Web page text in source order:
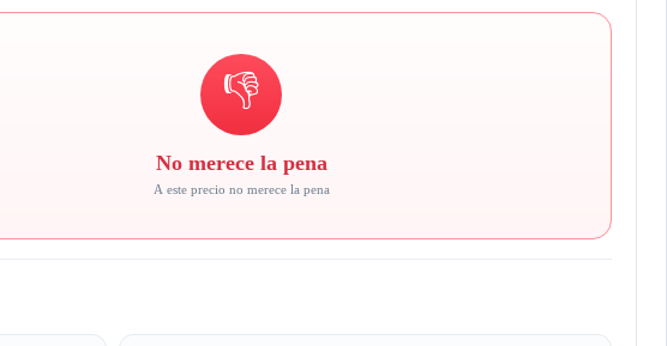
👎
No merece la pena
A este precio no merece la pena